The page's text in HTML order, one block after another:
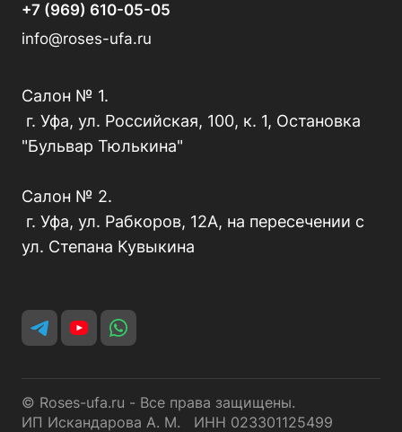
+7 (969) 610-05-05
info@roses-ufa.ru
Салон № 1.
г. Уфа, ул. Российская, 100, к. 1, Остановка
"Бульвар Тюлькина"
Салон № 2.
г. Уфа, ул. Рабкоров, 12А, на пересечении с
ул. Степана Кувыкина
© Roses-ufa.ru - Все права защищены.
ИП Искандарова А. М. ИНН 023301125499